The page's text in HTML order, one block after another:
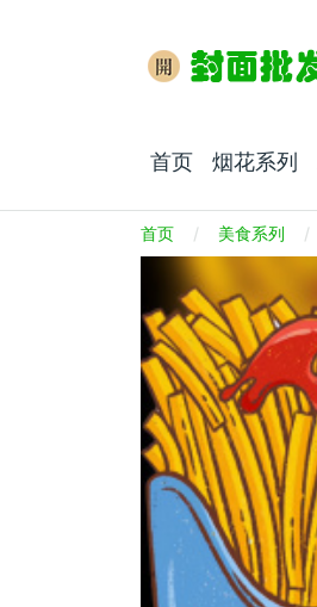
首页 烟花系列
首页 美食系列